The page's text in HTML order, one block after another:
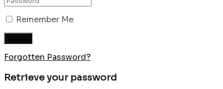
Remember Me
Forgotten Password?
Retrieve your password